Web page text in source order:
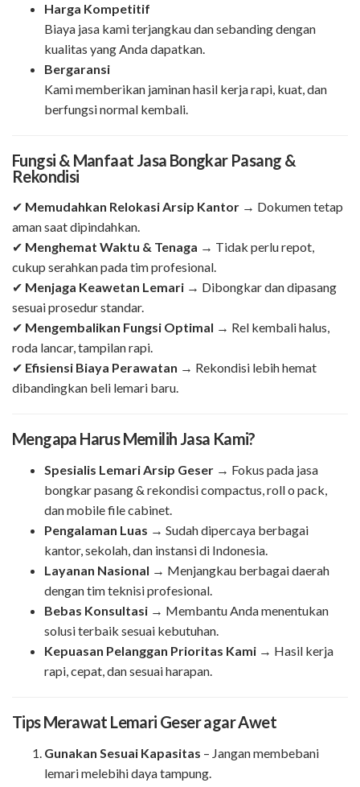
Harga Kompetitif
Biaya jasa kami terjangkau dan sebanding dengan
kualitas yang Anda dapatkan.
Bergaransi
Kami memberikan jaminan hasil kerja rapi, kuat, dan
berfungsi normal kembali.
Fungsi & Manfaat Jasa Bongkar Pasang &
Rekondisi
✔ Memudahkan Relokasi Arsip Kantor → Dokumen tetap
aman saat dipindahkan.
✔ Menghemat Waktu & Tenaga → Tidak perlu repot,
cukup serahkan pada tim profesional.
✔ Menjaga Keawetan Lemari → Dibongkar dan dipasang
sesuai prosedur standar.
✔ Mengembalikan Fungsi Optimal → Rel kembali halus,
roda lancar, tampilan rapi.
✔ Efisiensi Biaya Perawatan → Rekondisi lebih hemat
dibandingkan beli lemari baru.
Mengapa Harus Memilih Jasa Kami?
Spesialis Lemari Arsip Geser → Fokus pada jasa
bongkar pasang & rekondisi compactus, roll o pack,
dan mobile file cabinet.
Pengalaman Luas → Sudah dipercaya berbagai
kantor, sekolah, dan instansi di Indonesia.
Layanan Nasional → Menjangkau berbagai daerah
dengan tim teknisi profesional.
Bebas Konsultasi → Membantu Anda menentukan
solusi terbaik sesuai kebutuhan.
Kepuasan Pelanggan Prioritas Kami → Hasil kerja
rapi, cepat, dan sesuai harapan.
Tips Merawat Lemari Geser agar Awet
Gunakan Sesuai Kapasitas – Jangan membebani
lemari melebihi daya tampung.